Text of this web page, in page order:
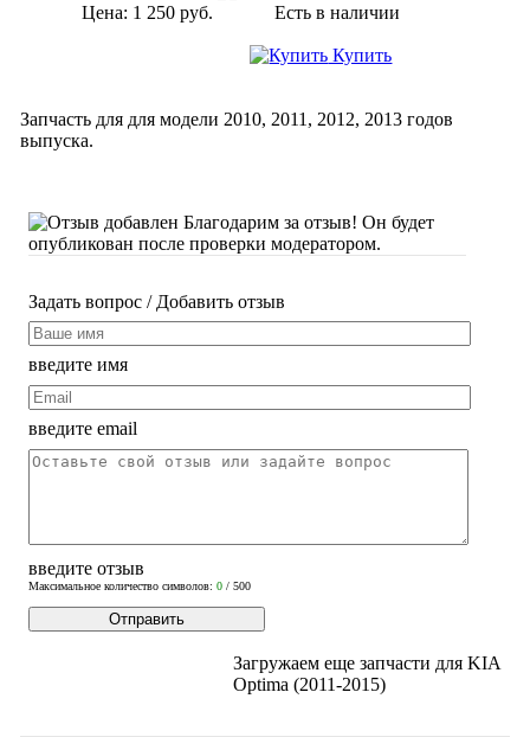
Цена: 1 250 руб. Есть в наличии
Купить
Запчасть для для модели 2010, 2011 , 2012, 2013годов
выпуска.
Благодарим за отзыв! Он будет
опубликован после проверки модератором.
Задать вопрос / Добавить отзыв
введите имя
введите email
введите отзыв
Максимальное количество символов:0 / 500
Загружаем еще запчасти для KIA
Optima (2011-2015)